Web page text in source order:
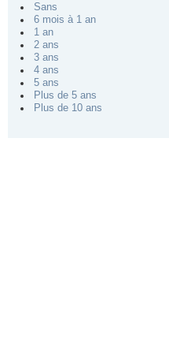
Sans
6 mois à 1 an
1 an
2 ans
3 ans
4 ans
5 ans
Plus de 5 ans
Plus de 10 ans